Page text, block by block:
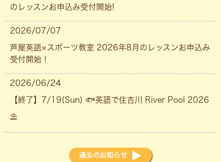
のレッスンお申込み受付開始!
2026/07/07
芦屋英語×スポーツ教室 2026年8月のレッスンお申込み
受付開始！
2026/06/24
【終了】7/19(Sun) 🐟英語で住吉川 River Pool 2026
⛱
過去のお知らせ